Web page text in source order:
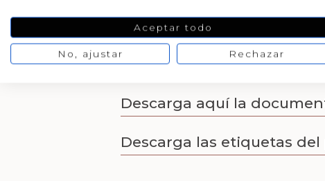
¿Cómo colorear velas?
¿Dónde comprar
Descarga aquí la
Descarga las etiquetas
Aceptar todo
No, ajustar Rechazar